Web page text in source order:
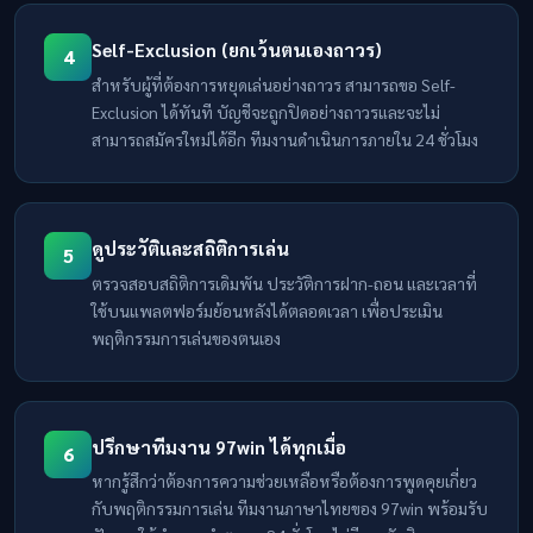
4 Self-Exclusion (ยกเว้นตนเองถาวร)
สำหรับผู้ที่ต้องการหยุดเล่นอย่างถาวร สามารถขอ Self-
Exclusion ได้ทันที บัญชีจะถูกปิดอย่างถาวรและจะไม่
สามารถสมัครใหม่ได้อีก ทีมงานดำเนินการภายใน 24 ชั่วโมง
5 ดูประวัติและสถิติการเล่น
ตรวจสอบสถิติการเดิมพัน ประวัติการฝาก-ถอน และเวลาที่
ใช้บนแพลตฟอร์มย้อนหลังได้ตลอดเวลา เพื่อประเมิน
พฤติกรรมการเล่นของตนเอง
6 ปรึกษาทีมงาน 97win ได้ทุกเมื่อ
หากรู้สึกว่าต้องการความช่วยเหลือหรือต้องการพูดคุยเกี่ยว
กับพฤติกรรมการเล่น ทีมงานภาษาไทยของ 97win พร้อมรับ